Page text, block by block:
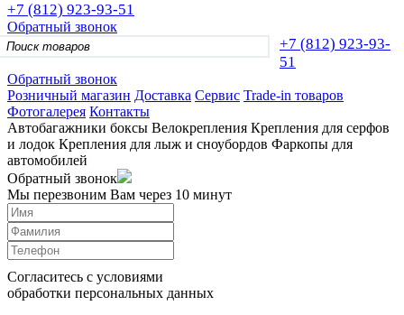
+7 (812) 923-93-51
Обратный звонок
+7 (812) 923-93-
51
Обратный звонок
Розничный магазин Доставка Сервис Trade-in товаров
Фотогалерея Контакты
Автобагажники боксы Велокрепления Крепления для серфов
и лодок Крепления для лыж и сноубордов Фаркопы для
автомобилей
Обратный звонок
Мы перезвоним Вам через 10 минут
Согласитесь с условиями
обработки персональных данных